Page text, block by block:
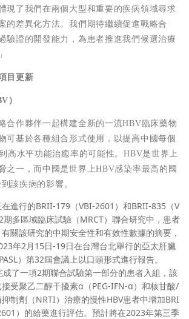
現了我們在兩個大型和重要的疾病領域尋求
的差異化方法。我們期待繼續促進戰略合
驗證的開發能力，為患者推進我們候選治療
目更新
）
合作夥伴一起構建全新的一流HBV臨床藥物
可基於各種組合形式使用，以提高中國每個
高水平功能治癒率的可能性。HBV是世界上
之一，而中國是世界上HBV感染率最高的國
該疾病的影響。
進行的BRII-179（VBI-2601）和BRII-835（V
多區域臨床試驗（MRCT）聯合研究中，患者
關該研究的中期安全性和有效性數據的摘要，
年2月15日-19日在台灣台北舉行的亞太肝臟
）第32屆會議上以口頭形式進行報告。
成了一項2期聯合試驗第一部分的患者入組，該
受聚乙二醇干擾素α（PEG-IFN-α）和核甘酸/
制劑（NRTI）治療的慢性HBV患者中增加BRI
）的給藥進行評估。預計將在2023年第三季